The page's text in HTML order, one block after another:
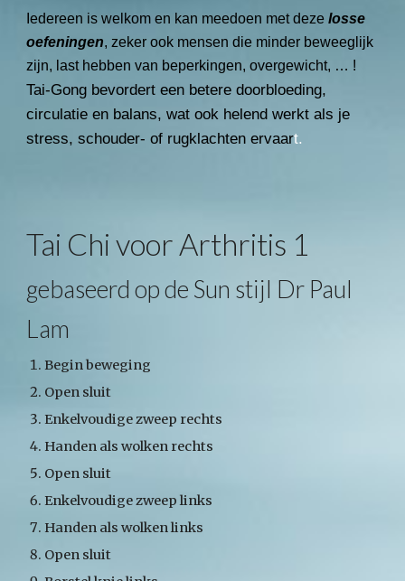
Iedereen is welkom en kan meedoen met dezelosse
oefeningen, zeker ook mensen die minder beweeglijk
zijn, last hebben van beperkingen, overgewicht, … !
Tai-Gong bevordert een betere doorbloeding,
circulatie en balans, wat ook helend werkt als je
stress, schouder- of rugklachten ervaart.
Tai Chi voor Arthritis 1
gebaseerd op de Sun stijl Dr Paul
Lam
Begin beweging
Open sluit
Enkelvoudige zweep rechts
Handen als wolken rechts
Open sluit
Enkelvoudige zweep links
Handen als wolken links
Open sluit